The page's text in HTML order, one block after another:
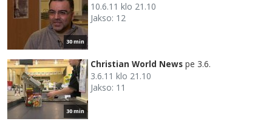
30 min
10.6.11 klo 21.10
Jakso: 12
30 min
Christian World News pe 3.6.
3.6.11 klo 21.10
Jakso: 11